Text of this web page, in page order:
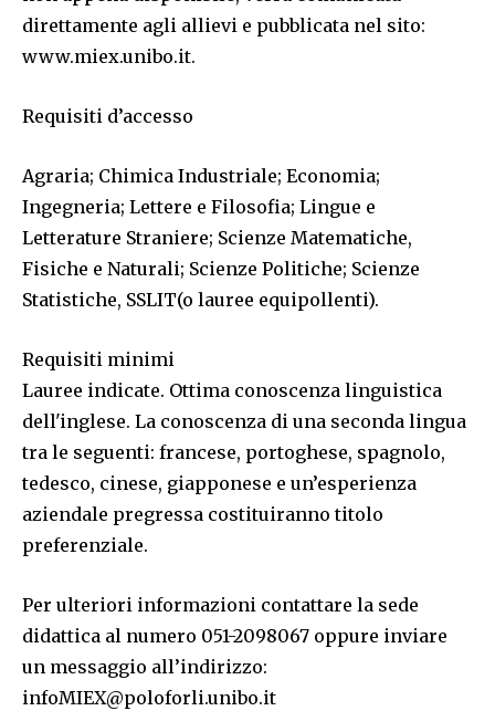
direttamente agli allievi e pubblicata nel sito:
www.miex.unibo.it.
Requisiti d’accesso
Agraria; Chimica Industriale; Economia;
Ingegneria; Lettere e Filosofia; Lingue e
Letterature Straniere; Scienze Matematiche,
Fisiche e Naturali; Scienze Politiche; Scienze
Statistiche, SSLIT(o lauree equipollenti).
Requisiti minimi
Lauree indicate. Ottima conoscenza linguistica
dell'inglese. La conoscenza di una seconda lingua
tra le seguenti: francese, portoghese, spagnolo,
tedesco, cinese, giapponese e un’esperienza
aziendale pregressa costituiranno titolo
preferenziale.
Per ulteriori informazioni contattare la sede
didattica al numero 051-2098067 oppure inviare
un messaggio all’indirizzo:
infoMIEX@poloforli.unibo.it